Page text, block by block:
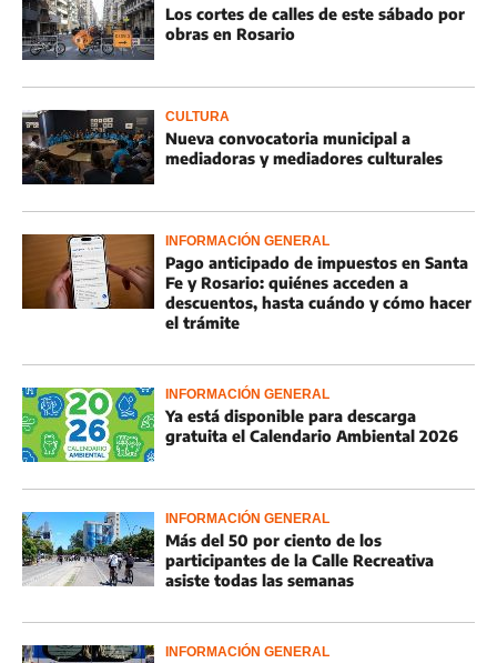
Los cortes de calles de este sábado por
obras en Rosario
CULTURA
Nueva convocatoria municipal a
mediadoras y mediadores culturales
INFORMACIÓN GENERAL
Pago anticipado de impuestos en Santa
Fe y Rosario: quiénes acceden a
descuentos, hasta cuándo y cómo hacer
el trámite
INFORMACIÓN GENERAL
Ya está disponible para descarga
gratuita el Calendario Ambiental 2026
INFORMACIÓN GENERAL
Más del 50 por ciento de los
participantes de la Calle Recreativa
asiste todas las semanas
INFORMACIÓN GENERAL